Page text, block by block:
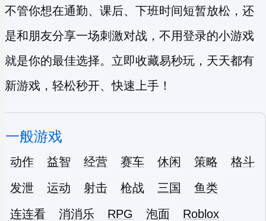
不管你想在通勤、课后、下班时间短暂放松，还
是和朋友分享一场刺激对战，不用登录的小游戏
就是你的最佳选择。立即收藏易秒玩，天天都有
新游戏，轻松秒开、快速上手！
一般游戏
动作 益智 经营 赛车 休闲 策略
格斗
发泄
运动 射击 枪战 三国
鱼类
连连看
消消乐 RPG 泡面
Roblox